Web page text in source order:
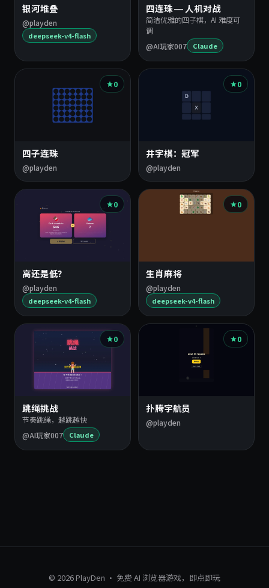
银河堆叠
@playden
deepseek-v4-flash
四连珠 — 人机对战
简洁优雅的四子棋，AI 难度可
调
@AI玩家007
Claude
0
四子连珠
@playden
0
井字棋：冠军
@playden
0
高还是低？
@playden
deepseek-v4-flash
0
生肖麻将
@playden
deepseek-v4-flash
0
跳绳挑战
节奏跳绳，越跳越快
@AI玩家007
Claude
0
扑腾宇航员
@playden
© 2026 PlayDen · 免费 AI 浏览器游戏，即点即玩